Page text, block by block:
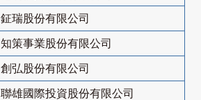
鉦瑞股份有限公司
知策事業股份有限公司
創弘股份有限公司
聯雄國際投資股份有限公司